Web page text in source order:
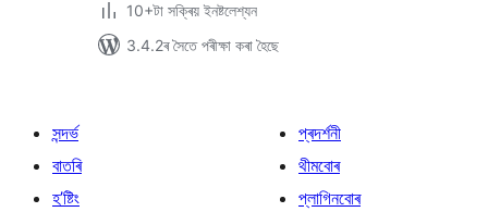
10+টা সক্ৰিয় ইনষ্টলেশ্যন
3.4.2ৰ সৈতে পৰীক্ষা কৰা হৈছে
সন্দৰ্ভ
বাতৰি
হ’ষ্টিং
প্ৰদৰ্শনী
থীমবোৰ
প্লাগিনবোৰ